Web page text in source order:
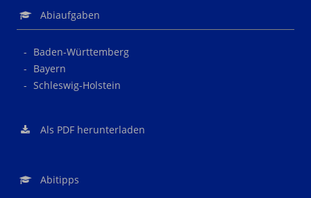
Abiaufgaben
Baden-Württemberg
Bayern
Schleswig-Holstein
Als PDF herunterladen
Abitipps